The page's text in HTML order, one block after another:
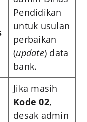
Pendidikan
untuk usulan
perbaikan
(update) data
bank.
Jika masih
Kode 02,
desak admin